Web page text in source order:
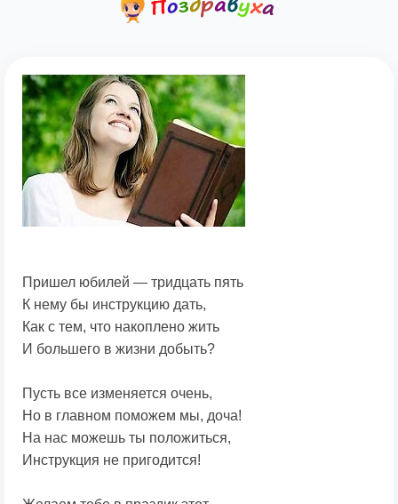
Пришел юбилей — тридцать пять
К нему бы инструкцию дать,
Как с тем, что накоплено жить
И большего в жизни добыть?
Пусть все изменяется очень,
Но в главном поможем мы, доча!
На нас можешь ты положиться,
Инструкция не пригодится!